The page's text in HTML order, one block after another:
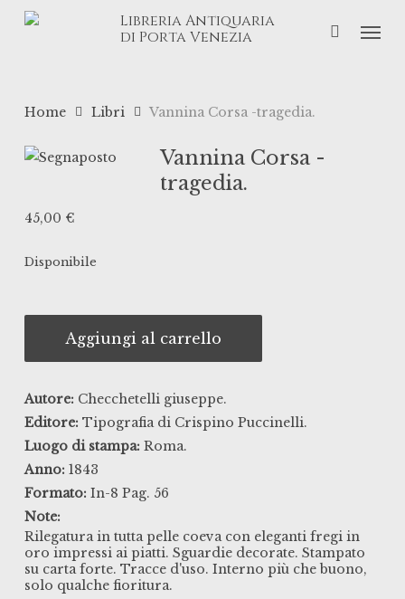
Skip
Libreria Antiquaria
di Porta Venezia
Home Libri Vannina Corsa -tragedia.
Vannina Corsa -
tragedia.
45,00 €
Disponibile
Aggiungi al carrello
Autore: Checchetelli giuseppe.
Editore: Tipografia di Crispino Puccinelli.
Luogo di stampa: Roma.
Anno: 1843
Formato: In-8 Pag. 56
Note:
Rilegatura in tutta pelle coeva con eleganti fregi in
oro impressi ai piatti. Sguardie decorate. Stampato
su carta forte. Tracce d'uso. Interno più che buono,
solo qualche fioritura.